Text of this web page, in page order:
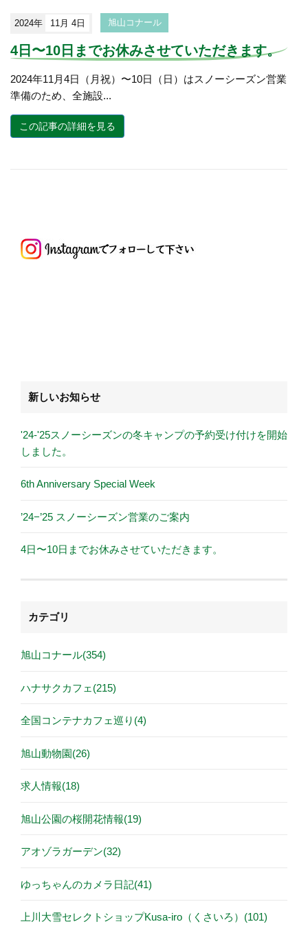
2024年 11月 4日 旭山コナール
4日〜10日までお休みさせていただきます。
2024年11月4日（月祝）〜10日（日）はスノーシーズン営業
準備のため、全施設...
この記事の詳細を見る
新しいお知らせ
'24-'25スノーシーズンの冬キャンプの予約受け付けを開始
しました。
6th Anniversary Special Week
’24−’25 スノーシーズン営業のご案内
4日〜10日までお休みさせていただきます。
カテゴリ
旭山コナール(354)
ハナサクカフェ(215)
全国コンテナカフェ巡り(4)
旭山動物園(26)
求人情報(18)
旭山公園の桜開花情報(19)
アオゾラガーデン(32)
ゆっちゃんのカメラ日記(41)
上川大雪セレクトショップKusa-iro（くさいろ）(101)